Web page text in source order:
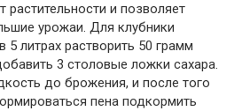
растительности и позволяет
урожаи. Для клубники
5 литрах растворить 50 грамм
3 столовые ложки сахара.
до брожения, и после того
пена подкормить